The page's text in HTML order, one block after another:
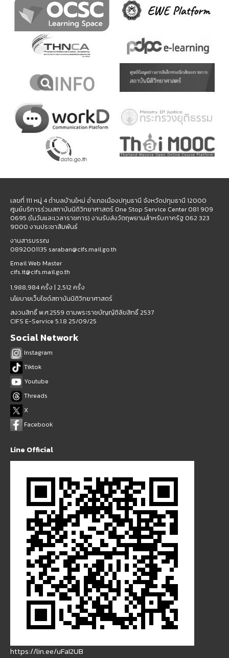
เลขที่ 111 หมู่ 4 ตำบลบ้านใหม่ อำเภอเมืองปทุมธานี จังหวัดปทุมธานี 12000
ศูนย์บริการร่วมสถาบันนิติวิทยาศาสตร์ One Stop Service Center 081 909
0695 (ในวันและเวลาราชการ) งานรับส่งวัตถุพยานสำหรับภาครัฐ 062 323
9000 งานประชาสัมพันธ์
งานสารบรรณ
0892001135 saraban@cifs.mail.go.th
Email Web Master
cifs.it@cifs.mail.go.th
1,988,984 ครั้ง | 2,512 ครั้ง
นโยบายเว็บไซต์สถาบันนิติวิทยาศาสตร์
สงวนสิทธิ์ พ.ศ.2559 ตามพระราชบัญญัติลิขสิทธิ์ 2537
CIFS E-Service 5.1.8 25/09/25
Social Network
Instagram
Tiktok
Youtube
Threads
X
Facebook
Line Official
https://lin.ee/uFaI2UB